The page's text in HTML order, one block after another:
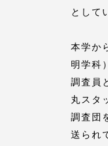
として
本学か
明学科
調査員
丸スタ
調査団
送られ
Inbound
海外ネットワ
Global